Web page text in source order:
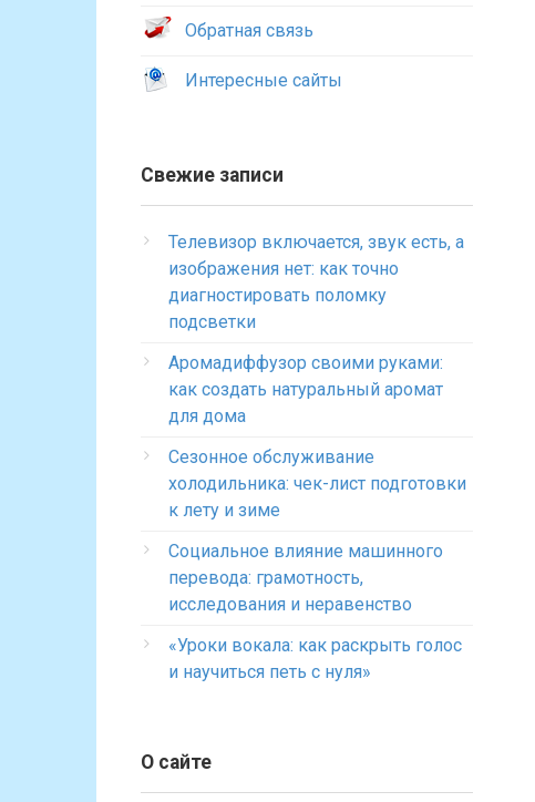
Обратная связь
Интересные сайты
Свежие записи
Телевизор включается, звук есть, а
изображения нет: как точно
диагностировать поломку
подсветки
Аромадиффузор своими руками:
как создать натуральный аромат
для дома
Сезонное обслуживание
холодильника: чек-лист подготовки
к лету и зиме
Социальное влияние машинного
перевода: грамотность,
исследования и неравенство
«Уроки вокала: как раскрыть голос
и научиться петь с нуля»
О сайте